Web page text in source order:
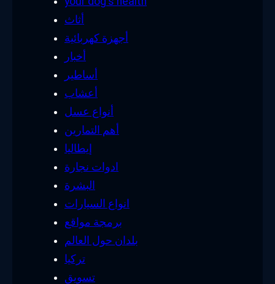
أثاث
أجهزة كهربائية
أخبار
أساطير
أعشاب
أنواع عسل
أهم التمارين
إيطاليا
ادوات نجارة
البشرة
انواع السيارات
برمجة مواقع
بلدان حول العالم
تركيا
تسويق